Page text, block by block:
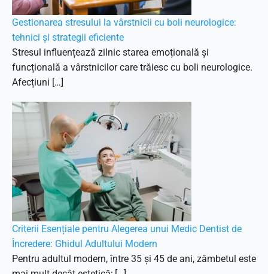
Gestionarea stresului la vârstnicii cu boli neurologice:
tehnici și strategii eficiente
Stresul influențează zilnic starea emoțională și
funcțională a vârstnicilor care trăiesc cu boli neurologice.
Afecțiuni […]
Criterii Esențiale pentru Alegerea unui Medic Dentist de
Încredere: Ghidul Adultului Modern
Pentru adultul modern, între 35 și 45 de ani, zâmbetul este